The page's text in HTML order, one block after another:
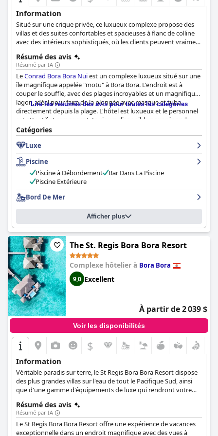
Information
Situé sur une crique privée, ce luxueux complexe propose des
villas et des suites confortables et spacieuses à flanc de colline
avec des intérieurs sophistiqués, où les clients peuvent vraiment
avec des soins à base de produits naturels, des options de
restauration exquises avec vue sur la mer et une variété
d'expériences et d'activités sont disponibles pour rendre votre
séjour vraiment inoubliable.
Résumé des avis
Résumé par IA
LeConrad Bora Bora Nuiest un complexe luxueux situé sur une
île magnifique appelée "motu" à Bora Bora. L'endroit est à
couper le souffle, avec des plages incroyables et un magnifique
lagon, idéal pour faire de la plongée avec masque et tuba
directement depuis la plage. L'hôtel est luxueux et le personnel
est attentif et arrangeant, toujours disponible pour répondre
aux besoins des clients. Le petit déjeuner est excellent, avec une
abondance de plats délicieux et de grande qualité, tandis que
les repas à l'hôtel sont considérés comme étant d'un bon
niveau, avec quelques options exceptionnelles. Les chambres
sont spacieuses et bien équipées, les superbes villas sur l'eau
étant un point fort. La propreté de l'hôtel et de ses environs est
exceptionnelle et le personnel est aimable, serviable et toujours
est magnifique et les équipements et activités disponibles sont
excellents. Dans l'ensemble, leConrad Bora Bora Nuiest un
hôtel incontournable pour ceux qui recherchent un séjour
luxueux au paradis.
Lire les résumés des avis pour toutes les catégories
Catégories
Luxe
Piscine
Piscine à Débordement
Bar Dans La Piscine
Piscine Extérieure
Bord De Mer
Afficher plus
The St. Regis Bora Bora Resort
Complexe hôtelier à Bora Bora
9,0 Excellent
À partir de 2 039 $
Voir les disponibilités
$
Information
Véritable paradis sur terre, le St Regis Bora Bora Resort dispose
des plus grandes villas sur l'eau de tout le Pacifique Sud, ainsi
que d'une gamme d'équipements de luxe qui rendront votre
environnement de sérénité et d'intimité absolues, le complexe
offre à ses clients la possibilité de se détendre dans leur villa sur
l'eau ou sur la plage, de se faire dorloter avec des soins de spa
uniques, de se détendre au bord de la piscine et de se délecter
Résumé des avis
Résumé par IA
Le St Regis Bora Bora Resort offre une expérience de vacances
exceptionnelle dans un endroit magnifique avec des vues à